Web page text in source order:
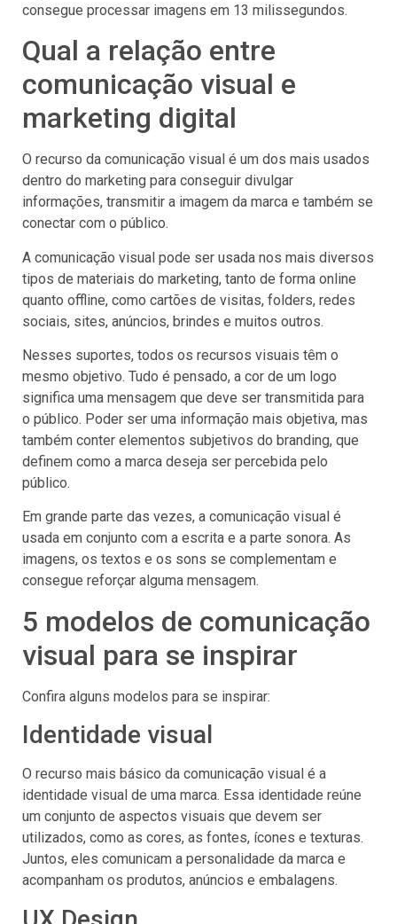
consegue processar imagens em 13 milissegundos.
Qual a relação entre
comunicação visual e
marketing digital
O recurso da comunicação visual é um dos mais usados
dentro do marketing para conseguir divulgar
informações, transmitir a imagem da marca e também se
conectar com o público.
A comunicação visual pode ser usada nos mais diversos
tipos de materiais do marketing, tanto de forma online
quanto offline, como cartões de visitas, folders, redes
sociais, sites, anúncios, brindes e muitos outros.
Nesses suportes, todos os recursos visuais têm o
mesmo objetivo. Tudo é pensado, a cor de um logo
significa uma mensagem que deve ser transmitida para
o público. Poder ser uma informação mais objetiva, mas
também conter elementos subjetivos do branding, que
definem como a marca deseja ser percebida pelo
público.
Em grande parte das vezes, a comunicação visual é
usada em conjunto com a escrita e a parte sonora. As
imagens, os textos e os sons se complementam e
consegue reforçar alguma mensagem.
5 modelos de comunicação
visual para se inspirar
Confira alguns modelos para se inspirar:
Identidade visual
O recurso mais básico da comunicação visual é a
identidade visual de uma marca. Essa identidade reúne
um conjunto de aspectos visuais que devem ser
utilizados, como as cores, as fontes, ícones e texturas.
Juntos, eles comunicam a personalidade da marca e
acompanham os produtos, anúncios e embalagens.